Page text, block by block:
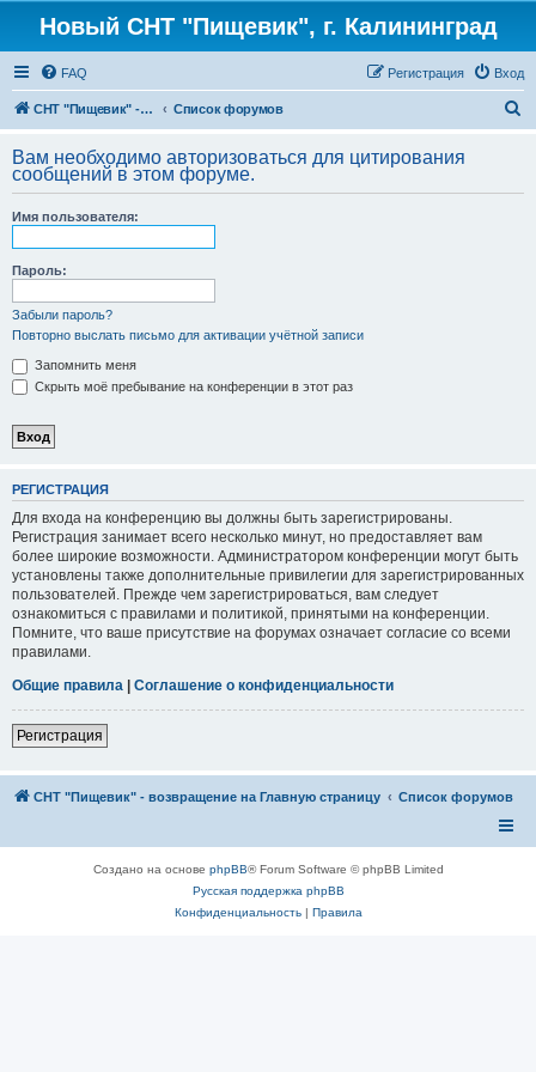
Новый СНТ "Пищевик", г. Калининград
FAQ Вход
Регистрация
СНТ "Пищевик" - возвращение на Главную страницу Список форумов
с
Вам необходимо авторизоваться для цитирования
сообщений в этом форуме.
Имя пользователя:
Пароль:
Забыли пароль?
Повторно выслать письмо для активации учётной записи
Запомнить меня
Скрыть моё пребывание на конференции в этот раз
РЕГИСТРАЦИЯ
Для входа на конференцию вы должны быть зарегистрированы.
Регистрация занимает всего несколько минут, но предоставляет вам
более широкие возможности. Администратором конференции могут быть
установлены также дополнительные привилегии для зарегистрированных
пользователей. Прежде чем зарегистрироваться, вам следует
ознакомиться с правилами и политикой, принятыми на конференции.
Помните, что ваше присутствие на форумах означает согласие со всеми
правилами.
Общие правила | Соглашение о конфиденциальности
Регистрация
СНТ "Пищевик" - возвращение на Главную страницу Список форумов
Создано на основе phpBB® Forum Software © phpBB Limited
Русская поддержка phpBB
Конфиденциальность| Правила